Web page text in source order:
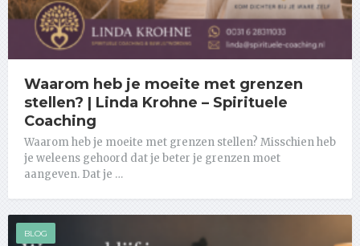
Waarom heb je moeite met grenzen
stellen? | Linda Krohne – Spirituele
Coaching
Waarom heb je moeite met grenzen stellen? Misschien heb
je weleens gehoord dat je beter je grenzen moet
aangeven. Dat je …
BLOG